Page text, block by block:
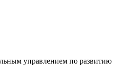
управлением по развитию